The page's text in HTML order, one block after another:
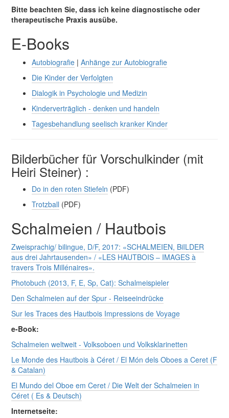
Bitte beachten Sie, dass ich keine diagnostische oder
therapeutische Praxis ausübe.
E-Books
Autobiografie |Anhänge zur Autobiografie
Die Kinder der Verfolgten
Dialogik in Psychologie und Medizin
Kinderverträglich - denken und handeln
Tagesbehandlung seelisch kranker Kinder
Bilderbücher für Vorschulkinder (mit
Heiri Steiner) :
Do in den roten Stiefeln (PDF)
Trotzball (PDF)
Schalmeien / Hautbois
Zweisprachig/ bilingue, D/F, 2017: «SCHALMEIEN, BiILDER
aus drei Jahrtausenden» / «LES HAUTBOIS – IMAGES à
travers Trois Millénaires».
Photobuch (2013, F, E, Sp, Cat): Schalmeispieler
Den Schalmeien auf der Spur - Reiseeindrücke
Sur les Traces des Hautbois Impressions de Voyage
e-Book:
Schalmeien weltweit - Volksoboen und Volksklarinetten
Le Monde des Hautbois à Céret / El Món dels Oboes a Ceret (F
& Catalan)
El Mundo del Oboe em Ceret / Die Welt der Schalmeien in
Céret ( Es & Deutsch)
Internetseite: